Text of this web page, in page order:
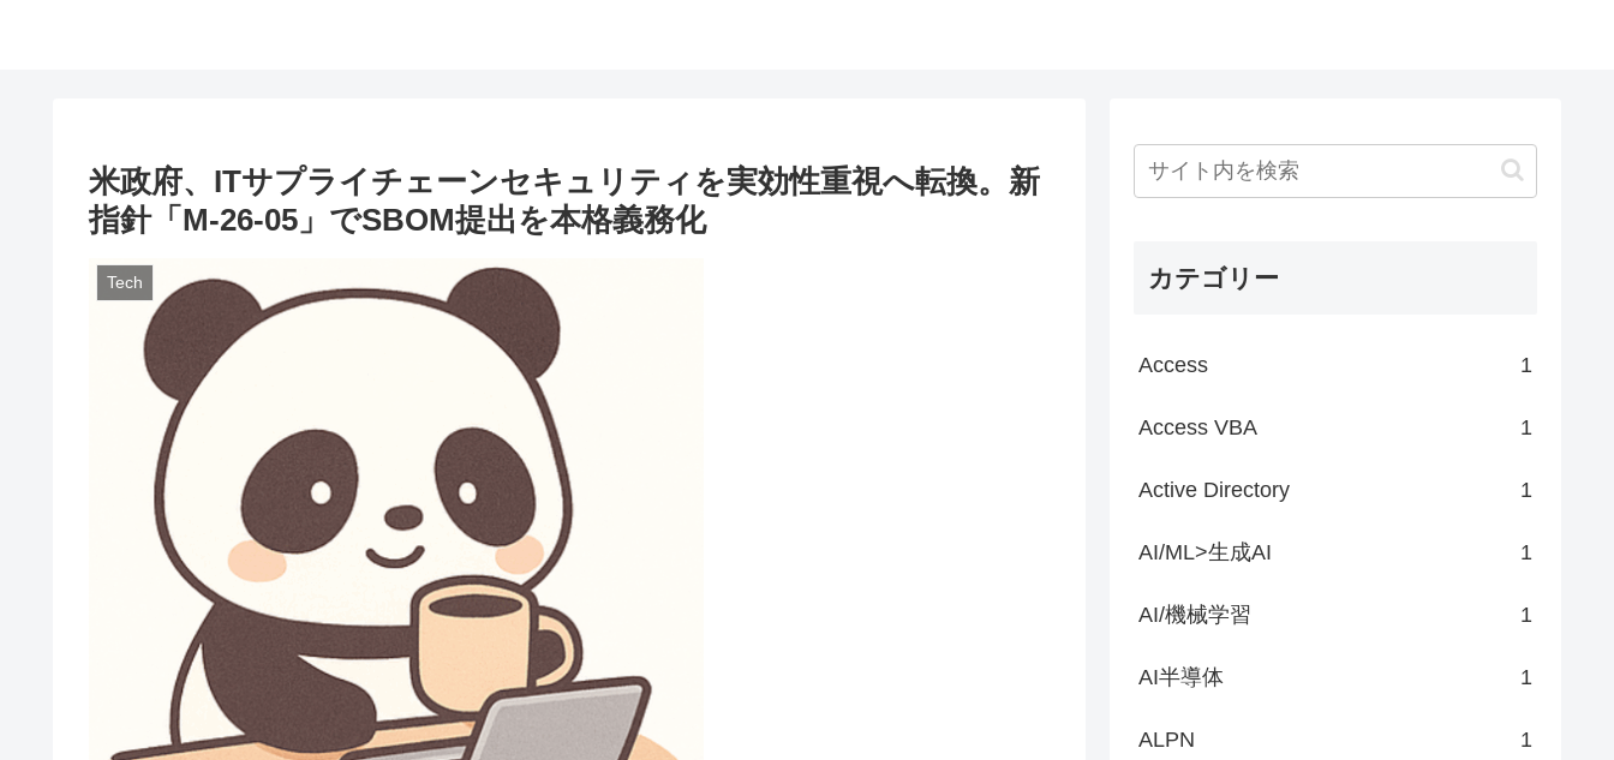
米政府、ITサプライチェーンセキュリティを実効性重視へ転換。新
指針「M-26-05」でSBOM提出を本格義務化
Tech カテゴリー
Access 1
Access VBA 1
Active Directory 1
AI/ML>生成AI 1
AI/機械学習 1
AI半導体 1
ALPN 1